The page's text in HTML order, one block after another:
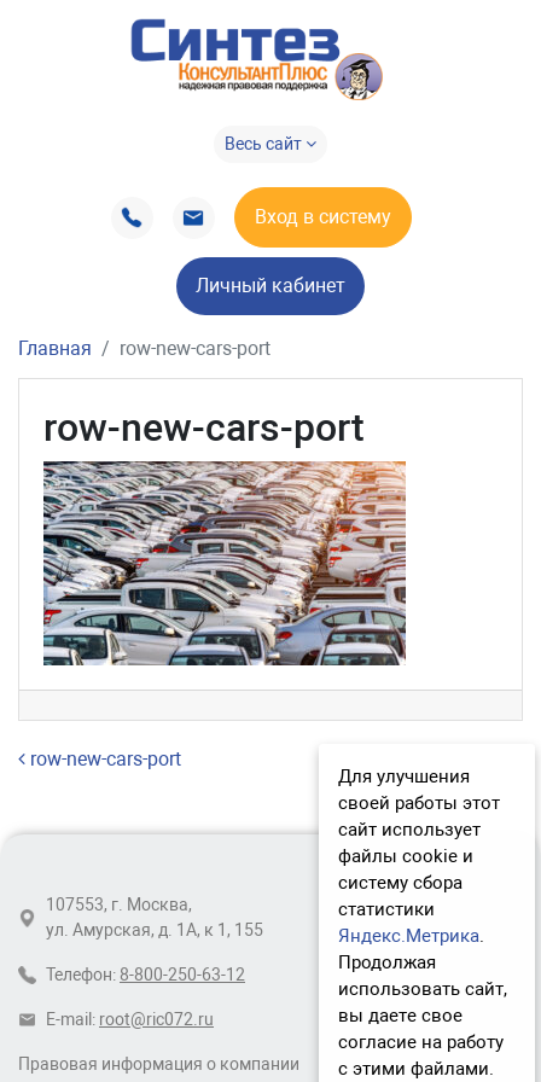
Весь сайт
Вход в систему
Личный кабинет
Главная row-new-cars-port
row-new-cars-port
Навигация по записям
row-new-cars-port
Правовая информация о компании
107553, г. Москва,
ул. Амурская, д. 1А, к 1, 155
Телефон: 8-800-250-63-12
E-mail: root@ric072.ru
Для улучшения
своей работы этот
сайт использует
файлы cookie и
систему сбора
статистики
Яндекс.Метрика.
Продолжая
использовать сайт,
вы даете свое
согласие на работу
с этими файлами.